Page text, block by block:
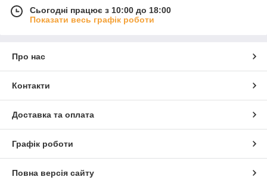
Сьогодні працює з 10:00 до 18:00
Показати весь графік роботи
Про нас
Контакти
Доставка та оплата
Графік роботи
Повна версія сайту